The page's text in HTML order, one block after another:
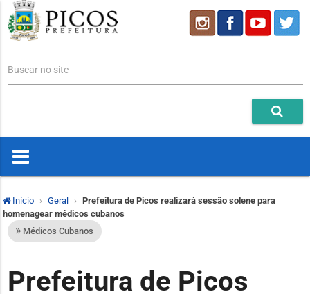
Buscar no site
Início Geral
Prefeitura de Picos realizará sessão solene para
homenagear médicos cubanos
Médicos Cubanos
Prefeitura de Picos